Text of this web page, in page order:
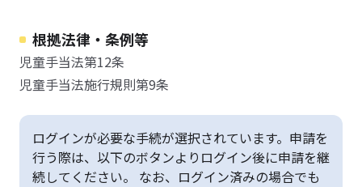
根拠法律・条例等
児童手当法第12条
児童手当法施行規則第9条
ログインが必要な手続が選択されています。申請を
行う際は、以下のボタンよりログイン後に申請を継
続してください。 なお、ログイン済みの場合でも